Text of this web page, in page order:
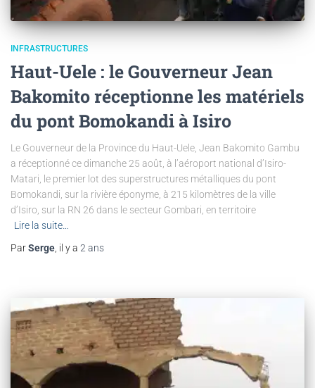
INFRASTRUCTURES
Haut-Uele : le Gouverneur Jean
Bakomito réceptionne les matériels
du pont Bomokandi à Isiro
Le Gouverneur de la Province du Haut-Uele, Jean Bakomito Gambu
a réceptionné ce dimanche 25 août, à l’aéroport national d’Isiro-
Matari, le premier lot des superstructures métalliques du pont
Bomokandi, sur la rivière éponyme, à 215 kilomètres de la ville
d’Isiro, sur la RN 26 dans le secteur Gombari, en territoire
Lire la suite…
ParSerge , il y a 2 ans